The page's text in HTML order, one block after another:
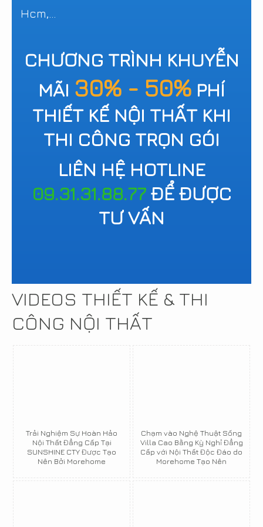
Hcm,...
CHƯƠNG TRÌNH KHUYỄN
MÃI 30% - 50% PHÍ
THIẾT KẾ NỘI THẤT KHI
THI CÔNG TRỌN GÓI
LIÊN HỆ HOTLINE
09.31.31.88.77ĐỂ ĐƯỢC
TƯ VẤN
VIDEOS THIẾT KẾ & THI
CÔNG NỘI THẤT
Trải Nghiệm Sự Hoàn Hảo
Nội Thất Đẳng Cấp Tại
SUNSHINE CTY Được Tạo
Nên Bởi Morehome
Chạm vào Nghệ Thuật Sống
Villa Cao Bằng Kỳ Nghỉ Đẳng
Cấp với Nội Thất Độc Đáo do
Morehome Tạo Nên